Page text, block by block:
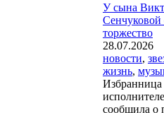
У сына
Сенчуковой
торжество
28.07.2026
новости,
жизнь,
Избранница
сообщила о